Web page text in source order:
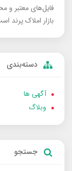
فایل‌های معتبر و
بازار املاک پرند
دسته‌بندی
آگهی ها
وبلاگ
جستجو